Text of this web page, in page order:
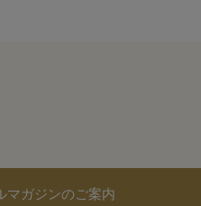
マガジンのご案内